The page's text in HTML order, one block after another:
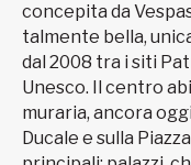
concepita da
talmente bella,
dal 2008 tra i siti
Unesco. Il centro
muraria, ancora
Ducale e sulla